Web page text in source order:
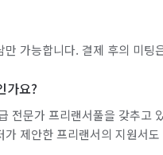
가능합니다. 결제 후의 미팅
가요?
전문가 프리랜서풀을 갖추고
제안한 프리랜서의 지원서